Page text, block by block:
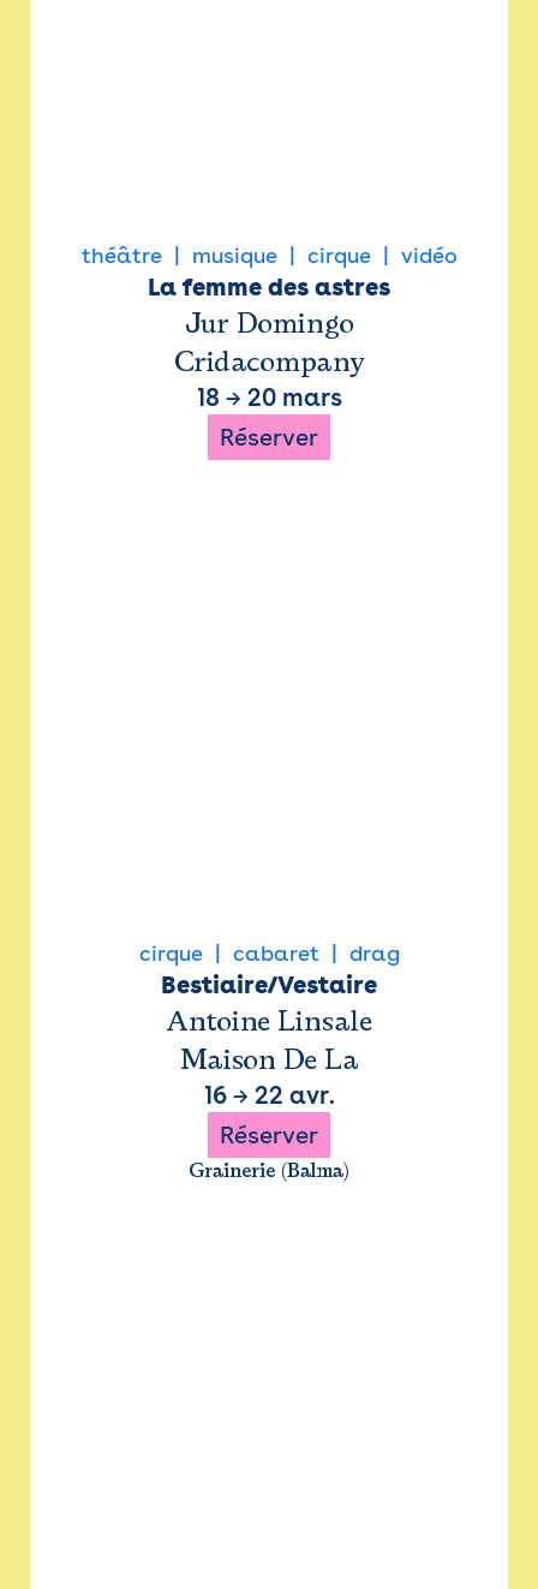
théâtre musique cirque vidéo
La femme des astres
Jur Domingo
Cridacompany
18 → 20 mars
Réserver
cirque cabaret drag
Bestiaire/Vestaire
Antoine Linsale
Maison De La
16→ 22 avr.
Réserver
Grainerie (Balma)